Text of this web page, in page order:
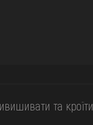
вишивати та кроїти